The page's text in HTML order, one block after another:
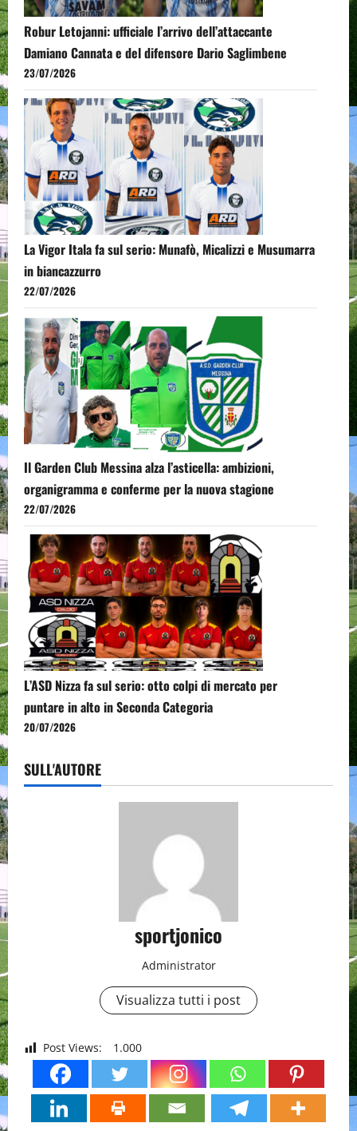
Robur Letojanni: ufficiale l’arrivo dell’attaccante
Damiano Cannata e del difensore Dario Saglimbene
23/07/2026
La Vigor Itala fa sul serio: Munafò, Micalizzi e Musumarra
in biancazzurro
22/07/2026
Il Garden Club Messina alza l’asticella: ambizioni,
organigramma e conferme per la nuova stagione
22/07/2026
L’ASD Nizza fa sul serio: otto colpi di mercato per
puntare in alto in Seconda Categoria
20/07/2026
SULL'AUTORE
sportjonico
Administrator
Visualizza tutti i post
Post Views: 1.000